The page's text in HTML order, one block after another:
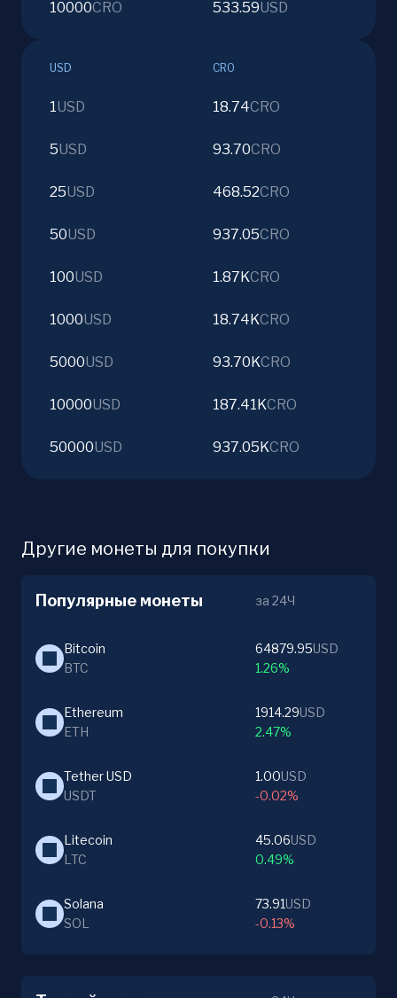
10000CRO 533.59USD
USD CRO
1USD 18.74CRO
5USD 93.70CRO
25USD 468.52CRO
50USD 937.05CRO
100USD 1.87KCRO
1000USD 18.74KCRO
5000USD 93.70KCRO
10000USD 187.41KCRO
50000USD 937.05KCRO
Другие монеты для покупки
Популярные монеты за 24Ч
Bitcoin
BTC
64879.95USD
1.26%
Ethereum
ETH
1914.29USD
2.47%
Tether USD
USDT
1.00USD
-0.02%
Litecoin
LTC
45.06USD
0.49%
Solana
SOL
73.91USD
-0.13%